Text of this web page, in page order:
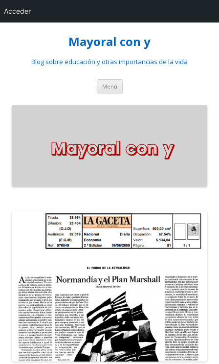
Acceder
Mayoral con y
Blog sobre educación y otras importancias de la vida
Menú Saltar
contenido